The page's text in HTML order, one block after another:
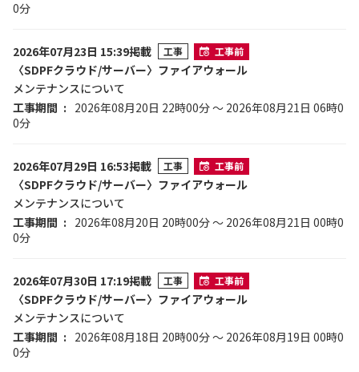
0分
2026年07月23日 15:39掲載 工事 工事前
〈SDPFクラウド/サーバー〉ファイアウォール
メンテナンスについて
工事期間
2026年08月20日 22時00分 ～ 2026年08月21日 06時0
0分
2026年07月29日 16:53掲載 工事 工事前
〈SDPFクラウド/サーバー〉ファイアウォール
メンテナンスについて
工事期間
2026年08月20日 20時00分 ～ 2026年08月21日 00時0
0分
2026年07月30日 17:19掲載 工事 工事前
〈SDPFクラウド/サーバー〉ファイアウォール
メンテナンスについて
工事期間
2026年08月18日 20時00分 ～ 2026年08月19日 00時0
0分